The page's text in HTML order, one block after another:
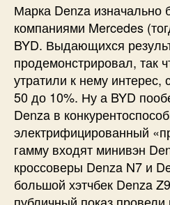
Марка Denza изначально
компаниями Mercedes
BYD. Выдающихся
продемонстрировал, так
утратили к нему
50 до 10%. Ну а BYD
Denza в
электрифицированный
гамму входят минивэн
кроссоверы Denza N7 и
большой хэтчбек Denza